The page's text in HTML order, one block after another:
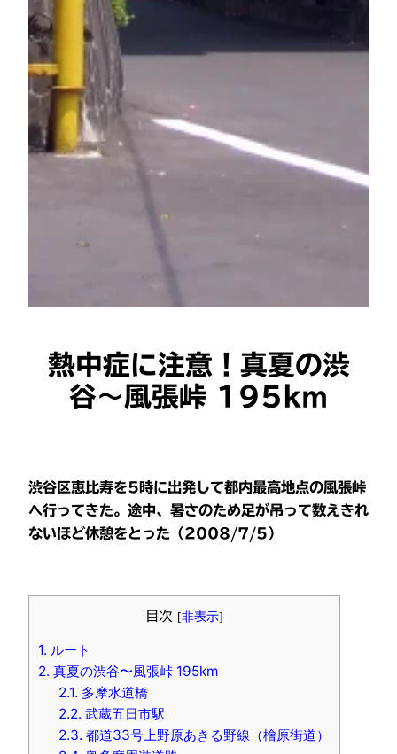
熱中症に注意！真夏の渋
谷〜風張峠 195km
渋谷区恵比寿を5時に出発して都内最高地点の風張峠
へ行ってきた。途中、暑さのため足が吊って数えきれ
ないほど休憩をとった（2008/7/5）
目次 [非表示]
1. ルート
2. 真夏の渋谷〜風張峠 195km
2.1. 多摩水道橋
2.2. 武蔵五日市駅
2.3. 都道33号上野原あきる野線（檜原街道）